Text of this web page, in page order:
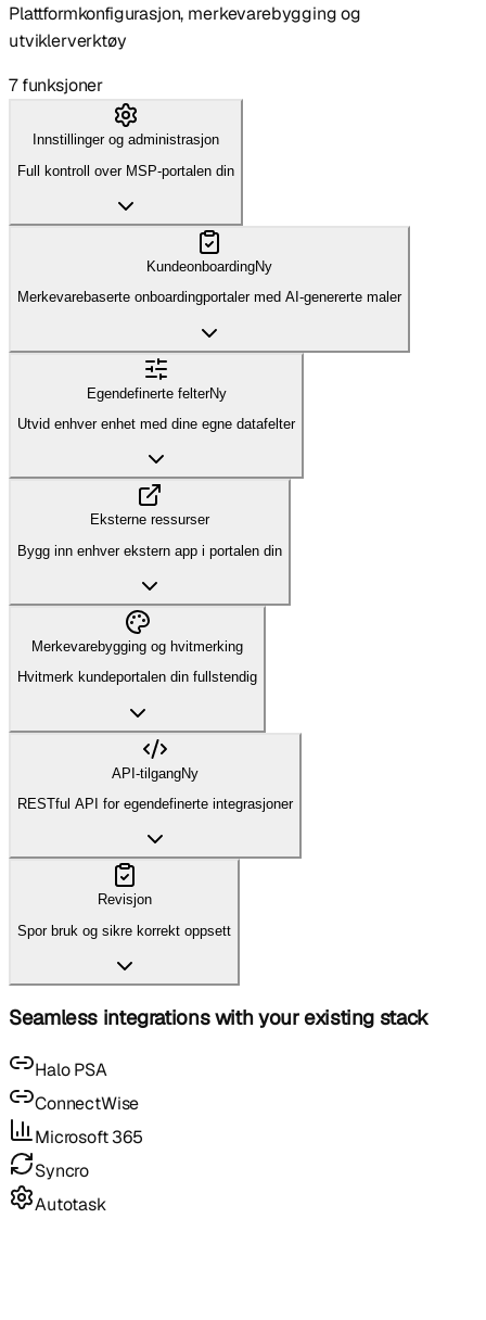
Plattformkonfigurasjon, merkevarebygging og
utviklerverktøy
7 funksjoner
Innstillinger og administrasjon
Full kontroll over MSP-portalen din
KundeonboardingNy
Merkevarebaserte onboardingportaler med AI-genererte maler
Egendefinerte felterNy
Utvid enhver enhet med dine egne datafelter
Eksterne ressurser
Bygg inn enhver ekstern app i portalen din
Merkevarebygging og hvitmerking
Hvitmerk kundeportalen din fullstendig
API-tilgangNy
RESTful API for egendefinerte integrasjoner
Revisjon
Spor bruk og sikre korrekt oppsett
Seamless integrations with your existing stack
Halo PSA
ConnectWise
Microsoft 365
Syncro
Autotask